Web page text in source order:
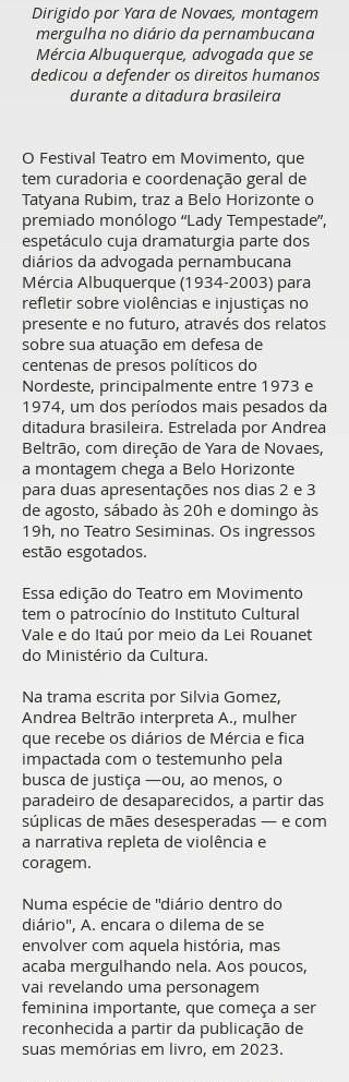
Dirigido por Yara de Novaes, montagem
mergulha no diário da pernambucana
Mércia Albuquerque, advogada que se
dedicou a defender os direitos humanos
durante a ditadura brasileira
O Festival Teatro em Movimento, que
tem curadoria e coordenação geral de
Tatyana Rubim, traz a Belo Horizonte o
premiado monólogo “Lady Tempestade”,
espetáculo cuja dramaturgia parte dos
diários da advogada pernambucana
Mércia Albuquerque (1934-2003) para
refletir sobre violências e injustiças no
presente e no futuro, através dos relatos
sobre sua atuação em defesa de
centenas de presos políticos do
Nordeste, principalmente entre 1973 e
1974, um dos períodos mais pesados da
ditadura brasileira. Estrelada por Andrea
Beltrão, com direção de Yara de Novaes,
a montagem chega a Belo Horizonte
para duas apresentações nos dias 2 e 3
de agosto, sábado às 20h e domingo às
19h, no Teatro Sesiminas. Os ingressos
estão esgotados.
Essa edição do Teatro em Movimento
tem o patrocínio do Instituto Cultural
Vale e do Itaú por meio da Lei Rouanet
do Ministério da Cultura.
Na trama escrita por Silvia Gomez,
Andrea Beltrão interpreta A., mulher
que recebe os diários de Mércia e fica
impactada com o testemunho pela
busca de justiça —ou, ao menos, o
paradeiro de desaparecidos, a partir das
súplicas de mães desesperadas — e com
a narrativa repleta de violência e
coragem.
Numa espécie de "diário dentro do
diário", A. encara o dilema de se
envolver com aquela história, mas
acaba mergulhando nela. Aos poucos,
vai revelando uma personagem
feminina importante, que começa a ser
reconhecida a partir da publicação de
suas memórias em livro, em 2023.